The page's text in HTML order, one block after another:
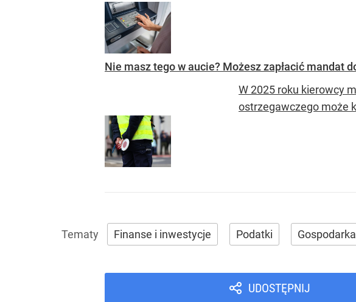
Nie masz tego w aucie? Możesz zapłacić mandat
W 2025 roku kierowcy
ostrzegawczego może
Finanse i inwestycje Podatki Gospodarka
UDOSTĘPNIJ